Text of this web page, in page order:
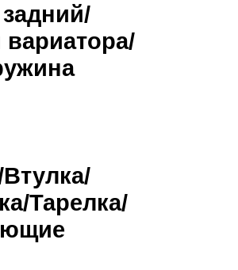
Тарелка/